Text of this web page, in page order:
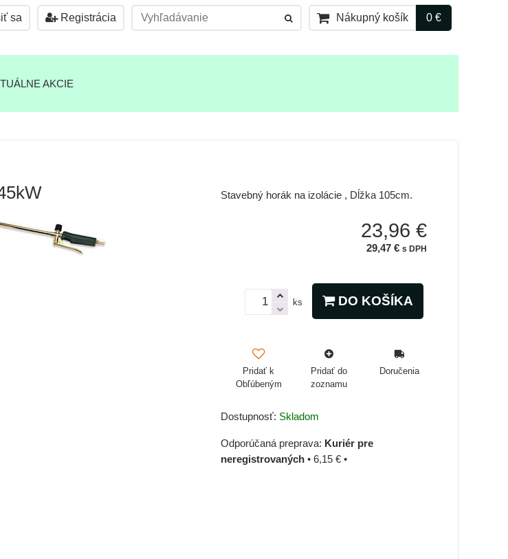
sa Registrácia Nákupný košík 0 €
AKCIE
Stavebný horák na izolácie , Dĺžka 105cm.
23,96 €
29,47 € s DPH
ks DO KOŠÍKA
Pridať k
Obľúbeným
Pridať do
zoznamu
Doručenia
Dostupnosť: Skladom
Kuriér pre
neregistrovaných • 6,15 € •